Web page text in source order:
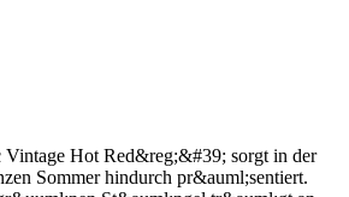
Hot Red&reg;&#39; sorgt in der
Sommer hindurch pr&auml;sentiert.